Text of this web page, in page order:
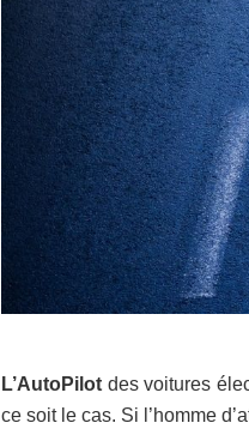
L’AutoPilot des voitures
ce soit le cas. Si l’homme